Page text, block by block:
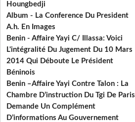
Houngbedji
Album - La Conference Du President
A.h. En Images
Benin - Affaire Yayi C/ Illassa: Voici
L'intégralité Du Jugement Du 10 Mars
2014 Qui Déboute Le Président
Béninois
Benin –Affaire Yayi Contre Talon : La
Chambre D’instruction Du Tgi De Paris
Demande Un Complément
D’informations Au Gouvernement